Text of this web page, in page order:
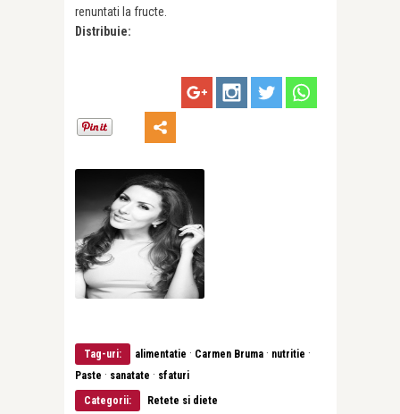
renuntati la fructe.
Distribuie:
Tag-uri: alimentatie · Carmen Bruma · nutritie ·
Paste · sanatate · sfaturi
Categorii:
Retete si diete